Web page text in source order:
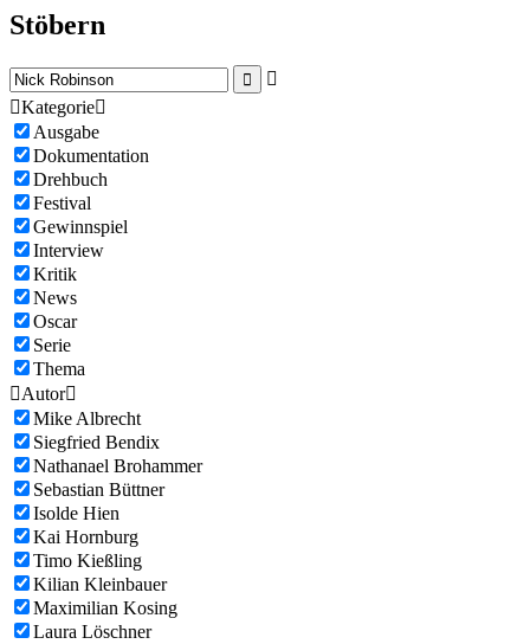
Stöbern


Kategorie
Ausgabe
Dokumentation
Drehbuch
Festival
Gewinnspiel
Interview
Kritik
News
Oscar
Serie
Thema
Autor
Mike Albrecht
Siegfried Bendix
Nathanael Brohammer
Sebastian Büttner
Isolde Hien
Kai Hornburg
Timo Kießling
Kilian Kleinbauer
Maximilian Kosing
Laura Löschner